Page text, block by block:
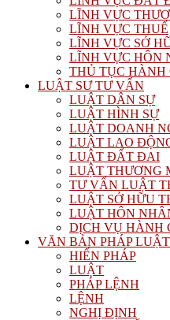
LĨNH VỰC
LĨNH VỰC THUẾ
LĨNH VỰC SỞ
LĨNH VỰC HÔN
THỦ TỤC HÀNH
LUẬT SƯ TƯ VẤN
LUẬT DÂN SỰ
LUẬT HÌNH SỰ
LUẬT DOANH
LUẬT LAO
LUẬT ĐẤT ĐAI
LUẬT THƯƠNG
TƯ VẤN LUẬT
LUẬT SỞ HỮU
LUẬT HÔN
DỊCH VỤ HÀNH
VĂN BẢN PHÁP LUẬT
HIẾN PHÁP
LUẬT
PHÁP LỆNH
LỆNH
NGHỊ ĐỊNH